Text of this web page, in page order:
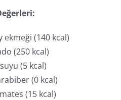
(140 kcal)
(250 kcal)
(5 kcal)
(0 kcal)
(15 kcal)